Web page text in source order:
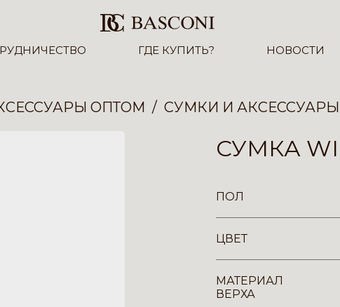
ГДЕ КУПИТЬ? НОВОСТИ
ОПТОМ СУМКИ И
СУМКА
ПОЛ
ЦВЕТ
МАТЕРИАЛ
ВЕРХА